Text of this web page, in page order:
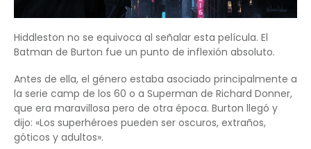
Hiddleston no se equivoca al señalar esta película. El
Batman de Burton fue un punto de inflexión absoluto.
Antes de ella, el género estaba asociado principalmente a
la serie camp de los 60 o a Superman de Richard Donner,
que era maravillosa pero de otra época. Burton llegó y
dijo: «Los superhéroes pueden ser oscuros, extraños,
góticos y adultos».